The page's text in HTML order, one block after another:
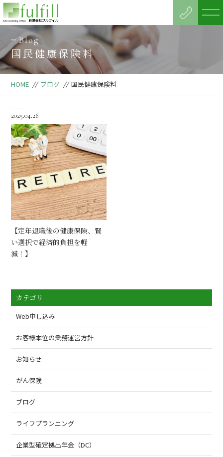
Blog
国民健康保険料
HOME // ブログ // 国民健康保険料
2025.04.26
【定年退職後の健康保険、賢
い選択で経済的負担を軽
減！】
カテゴリ
Web申し込み
お客様本位の業務運営方針
お知らせ
がん保険
ブログ
ライフプランニング
企業型確定拠出年金（DC）